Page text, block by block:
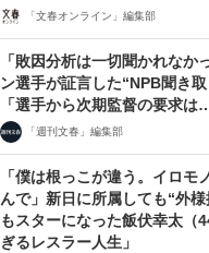
「文春オンライン」編集部
「敗因分析は一切聞かれなか
ン選手が証言した“NPB聞き
「選手から次期監督の要求は
「週刊文春」編集部
「僕は根っこが違う。イロモ
んで」新日に所属しても“外
もスターになった飯伏幸太（
ぎるレスラー人生」